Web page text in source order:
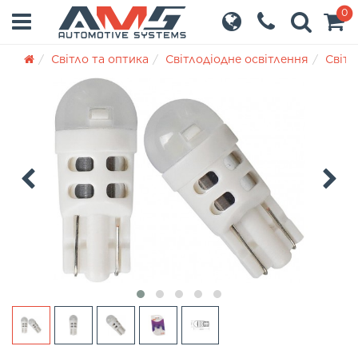
0
Світло та оптика Світлодіодне освітлення